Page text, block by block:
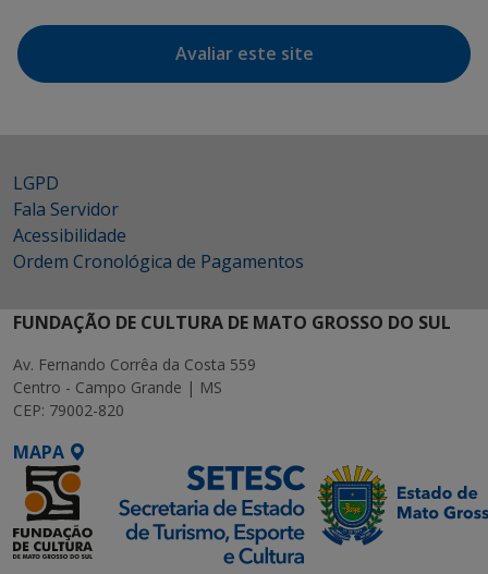
Avaliar este site
LGPD
Fala Servidor
Acessibilidade
Ordem Cronológica de Pagamentos
FUNDAÇÃO DE CULTURA DE MATO GROSSO DO SUL
Av. Fernando Corrêa da Costa 559
Centro - Campo Grande | MS
CEP: 79002-820
MAPA